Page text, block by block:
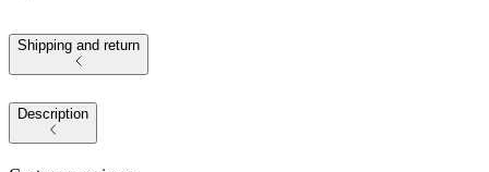
Shipping and return
Description